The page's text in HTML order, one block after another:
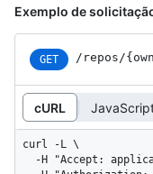
Exemplo de
GET /repos/
cURL
curl -L \